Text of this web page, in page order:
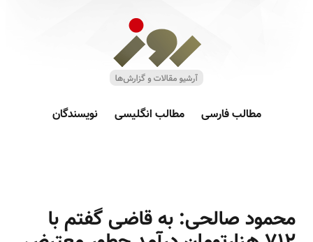
مطالب فارسی مطالب انگلیسی نویسندگان
محمود صالحی: به قاضی گفتم با